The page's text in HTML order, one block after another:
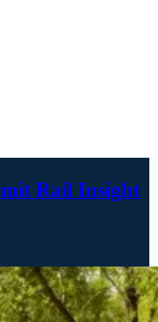
Rail Insight